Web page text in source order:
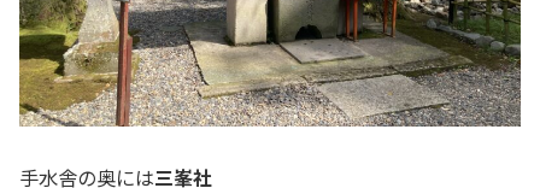
手水舎の奥には三峯社